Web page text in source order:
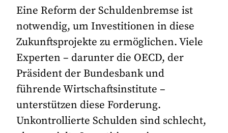
Eine Reform der Schuldenbremse ist
notwendig, um Investitionen in diese
Zukunftsprojekte zu ermöglichen. Viele
Experten – darunter die OECD, der
Präsident der Bundesbank und
führende Wirtschaftsinstitute –
unterstützen diese Forderung.
Unkontrollierte Schulden sind schlecht,